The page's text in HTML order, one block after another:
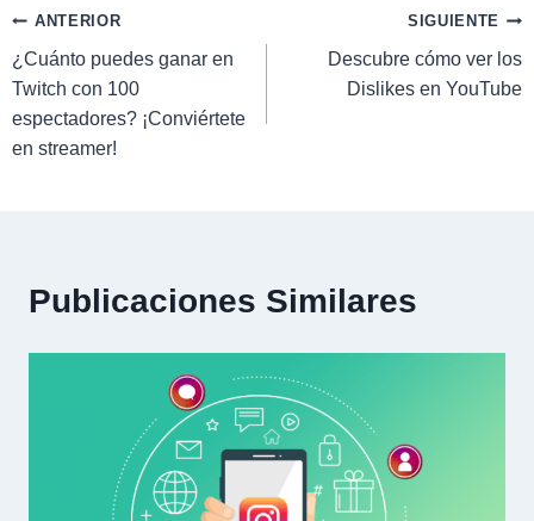
ANTERIOR
¿Cuánto puedes ganar en
Twitch con 100
espectadores? ¡Conviértete
en streamer!
SIGUIENTE
Descubre cómo ver los
Dislikes en YouTube
Publicaciones Similares